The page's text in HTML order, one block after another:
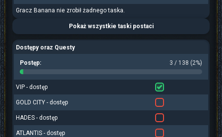
Gracz Banana nie zrobił żadnego taska.
Pokaż wszystkie taski postaci
Dostępy oraz Questy
Postęp: 3 / 138 (2%)
VIP - dostęp
GOLD CITY - dostęp
HADES - dostęp
ATLANTIS - dostęp